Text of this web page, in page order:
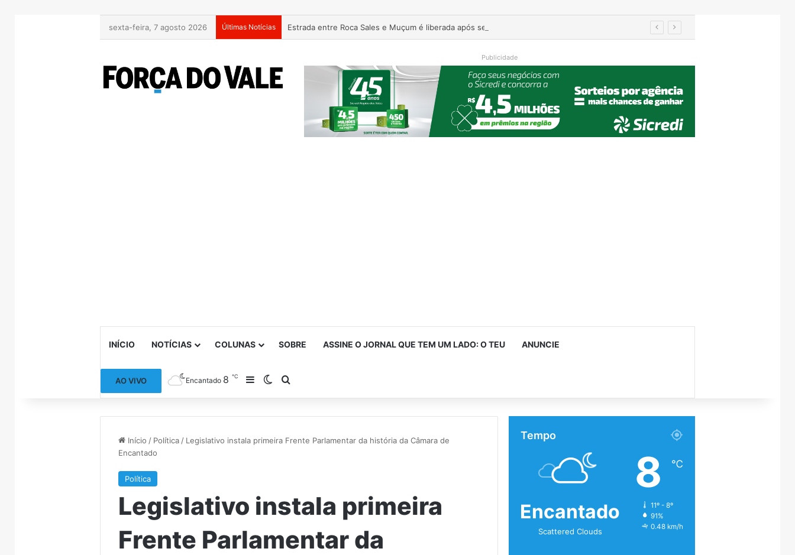
sexta-feira, 7 agosto 2026 Últimas Notícias Estrada entre Roca Sales e Muçum é liberada após serviços de manutenção
Publicidade
INÍCIO NOTÍCIAS COLUNAS SOBRE ASSINE O JORNAL QUE TEM UM LADO: O TEU ANUNCIE
AO VIVO Encantado 8℃ Barra Lateral
Switch skin
Início / Política / Legislativo instala primeira Frente Parlamentar da história da Câmara de
Encantado
Política
Legislativo instala primeira
Frente Parlamentar da
Tempo
Encantado
Scattered Clouds
8 ℃
11º - 8º
91%
0.48 km/h